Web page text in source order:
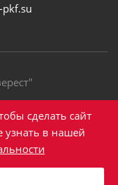
pkf.su
сделать сайт
узнать в нашей